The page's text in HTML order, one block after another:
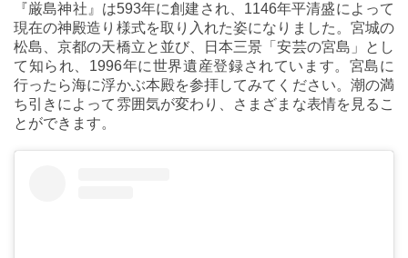
『厳島神社』は593年に創建され、1146年平清盛によって
現在の神殿造り様式を取り入れた姿になりました。宮城の
松島、京都の天橋立と並び、日本三景「安芸の宮島」とし
て知られ、1996年に世界遺産登録されています。宮島に
行ったら海に浮かぶ本殿を参拝してみてください。潮の満
ち引きによって雰囲気が変わり、さまざまな表情を見るこ
とができます。